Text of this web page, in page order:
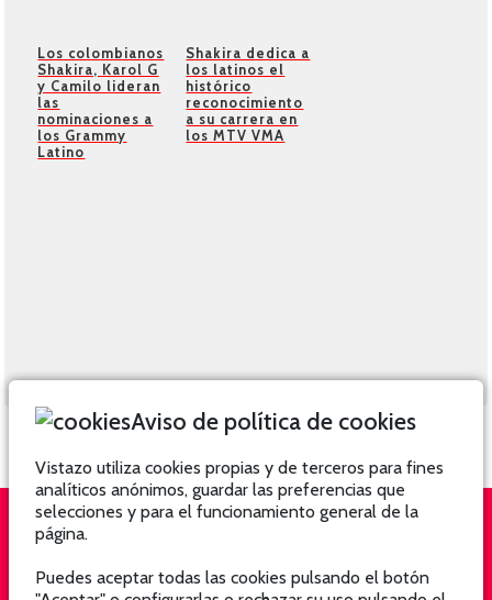
Los colombianos
Shakira, Karol G
y Camilo lideran
las
nominaciones a
los Grammy
Latino
Shakira dedica a
los latinos el
histórico
reconocimiento
a su carrera en
los MTV VMA
Aviso de política de cookies
Vistazo utiliza cookies propias y de terceros para fines
analíticos anónimos, guardar las preferencias que
selecciones y para el funcionamiento general de la
página.
Puedes aceptar todas las cookies pulsando el botón